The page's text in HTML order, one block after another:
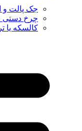
جک پالت و
چرخ دستی
کالسکه یا